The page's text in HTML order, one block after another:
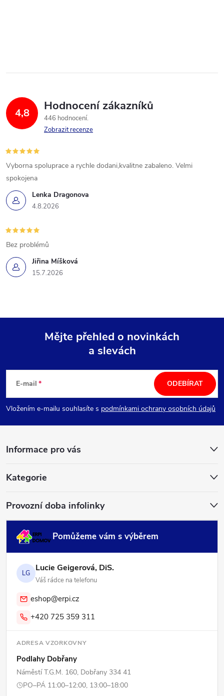
4,8 Hodnocení zákazníků
446 hodnocení
Zobrazit recenze
Lenka Dragonova
4.8.2026
Vyborna spoluprace a rychle dodani,kvalitne zabaleno. Velmi
spokojena
Jiřina Míšková
15.7.2026
Bez problémů
p
a
Mějte přehled o novinkách
a slevách
E-mail
Vložením e-mailu souhlasíte s podmínkami ochrany osobních údajů
ODEBÍRAT
Informace pro vás
Kategorie
Provozní doba infolinky
Pomůžeme vám s výběrem
LG Lucie Geigerová, DiS.
Váš rádce na telefonu
eshop@erpi.cz
+420 725 359 311
ADRESA VZORKOVNY
Podlahy Dobřany
Náměstí T.G.M. 160, Dobřany 334 41
PO–PÁ 11:00–12:00, 13:00–18:00